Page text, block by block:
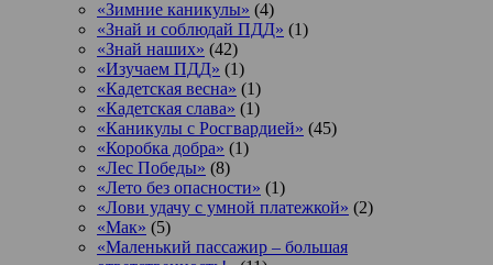
«Зимние каникулы» (4)
«Знай и соблюдай ПДД» (1)
«Знай наших» (42)
«Изучаем ПДД» (1)
«Кадетская весна» (1)
«Кадетская слава» (1)
«Каникулы с Росгвардией» (45)
«Коробка добра» (1)
«Лес Победы» (8)
«Лето без опасности» (1)
«Лови удачу с умной платежкой» (2)
«Мак» (5)
«Маленький пассажир – большая